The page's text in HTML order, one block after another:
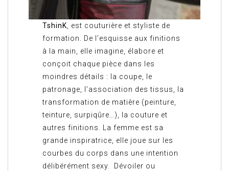
TshinK , est couturière et styliste de
formation. De l’esquisse aux finitions
à la main, elle imagine, élabore et
conçoit chaque pièce dans les
moindres détails : la coupe, le
patronage, l’association des tissus, la
transformation de matière (peinture,
teinture, surpiqûre…), la couture et
autres finitions. La femme est sa
grande inspiratrice, elle joue sur les
courbes du corps dans une intention
délibérément sexy. Dévoiler ou